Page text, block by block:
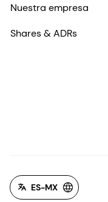
Nuestra empresa
Shares & ADRs
ES-MX